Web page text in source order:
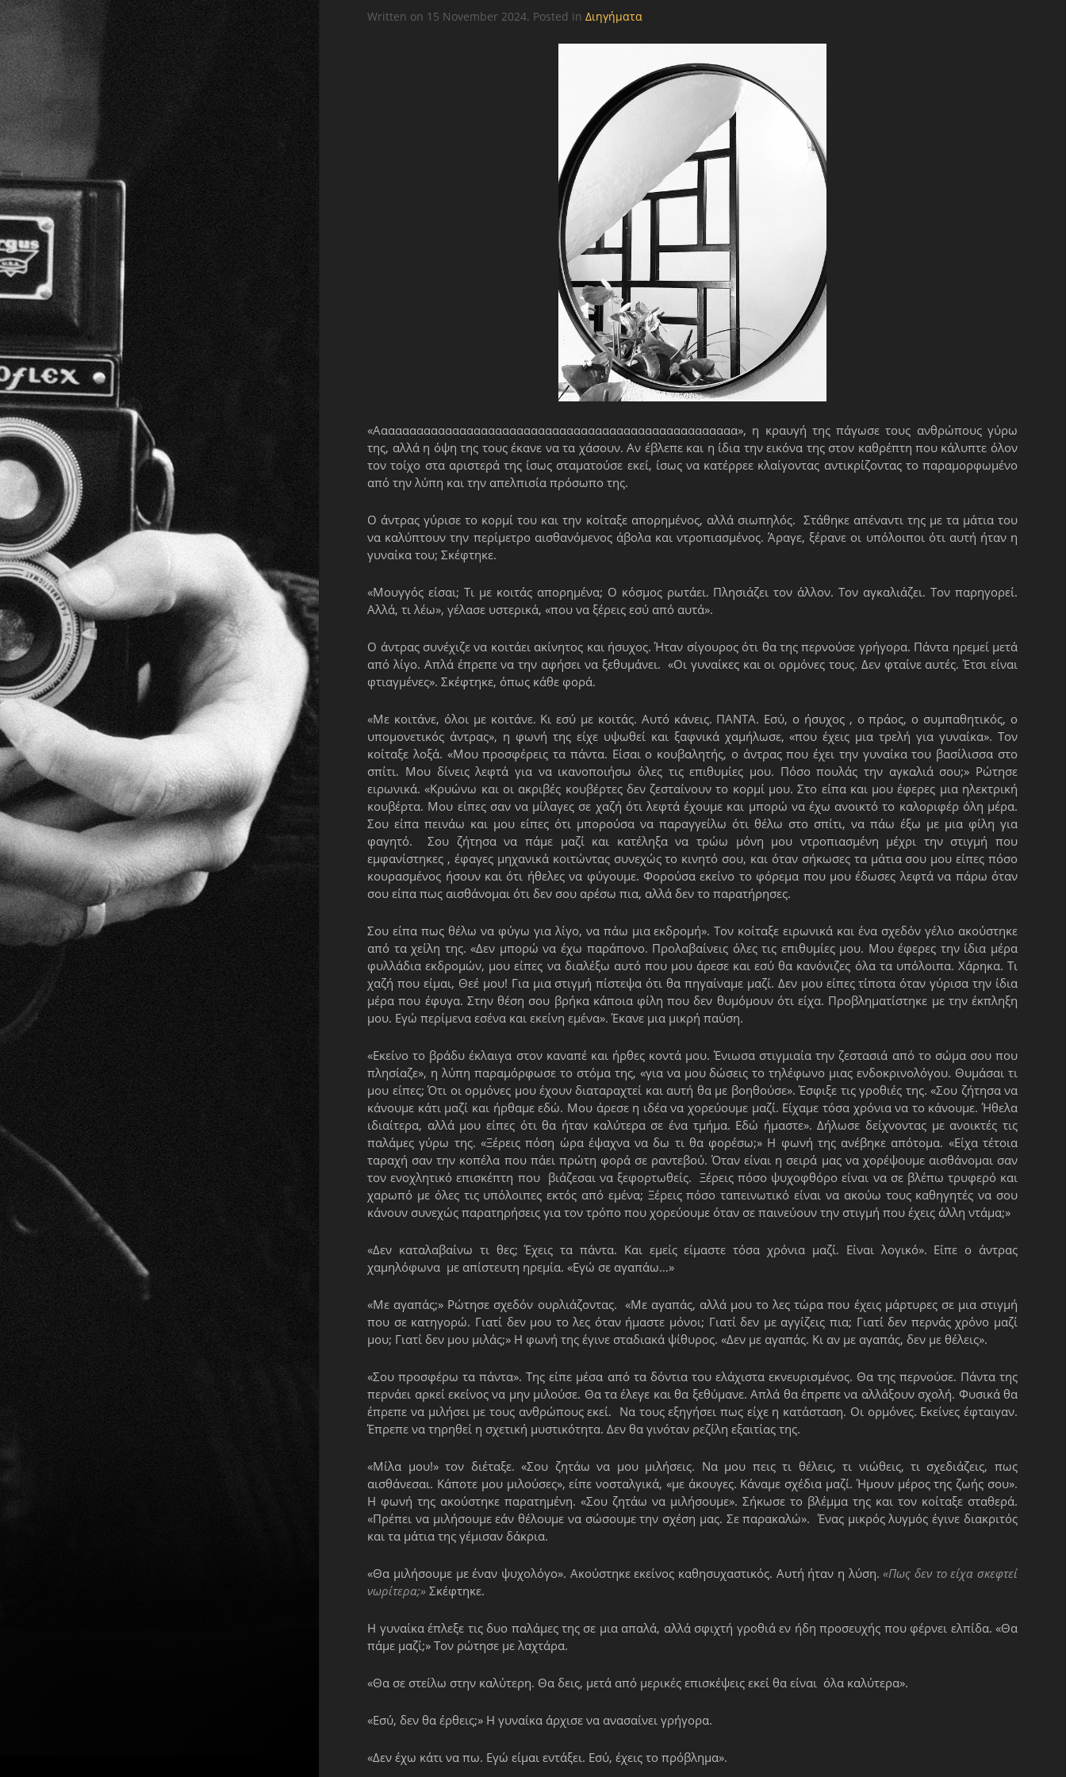
Written on 15 November 2024. Posted inΔιηγήματα
«Ααααααααααααααααααααααααααααααααααααααααααααααααααα», η κραυγή της πάγωσε τους ανθρώπους γύρω
της, αλλά η όψη της τους έκανε να τα χάσουν. Αν έβλεπε και η ίδια την εικόνα της στον καθρέπτη που κάλυπτε όλον
τον τοίχο στα αριστερά της ίσως σταματούσε εκεί, ίσως να κατέρρεε κλαίγοντας αντικρίζοντας το παραμορφωμένο
από την λύπη και την απελπισία πρόσωπο της.
Ο άντρας γύρισε το κορμί του και την κοίταξε απορημένος, αλλά σιωπηλός. Στάθηκε απέναντι της με τα μάτια του
να καλύπτουν την περίμετρο αισθανόμενος άβολα και ντροπιασμένος. Άραγε, ξέρανε οι υπόλοιποι ότι αυτή ήταν η
γυναίκα του; Σκέφτηκε.
«Μουγγός είσαι; Τι με κοιτάς απορημένα; Ο κόσμος ρωτάει. Πλησιάζει τον άλλον. Τον αγκαλιάζει. Τον παρηγορεί.
Αλλά, τι λέω», γέλασε υστερικά, «που να ξέρεις εσύ από αυτά».
Ο άντρας συνέχιζε να κοιτάει ακίνητος και ήσυχος. Ήταν σίγουρος ότι θα της περνούσε γρήγορα. Πάντα ηρεμεί μετά
από λίγο. Απλά έπρεπε να την αφήσει να ξεθυμάνει. «Οι γυναίκες και οι ορμόνες τους. Δεν φταίνε αυτές. Έτσι είναι
φτιαγμένες». Σκέφτηκε, όπως κάθε φορά.
«Με κοιτάνε, όλοι με κοιτάνε. Κι εσύ με κοιτάς. Αυτό κάνεις. ΠΑΝΤΑ. Εσύ, ο ήσυχος , ο πράος, ο συμπαθητικός, ο
υπομονετικός άντρας», η φωνή της είχε υψωθεί και ξαφνικά χαμήλωσε, «που έχεις μια τρελή για γυναίκα». Τον
κοίταξε λοξά. «Μου προσφέρεις τα πάντα. Είσαι ο κουβαλητής, ο άντρας που έχει την γυναίκα του βασίλισσα στο
σπίτι. Μου δίνεις λεφτά για να ικανοποιήσω όλες τις επιθυμίες μου. Πόσο πουλάς την αγκαλιά σου;» Ρώτησε
ειρωνικά. «Κρυώνω και οι ακριβές κουβέρτες δεν ζεσταίνουν το κορμί μου. Στο είπα και μου έφερες μια ηλεκτρική
κουβέρτα. Μου είπες σαν να μίλαγες σε χαζή ότι λεφτά έχουμε και μπορώ να έχω ανοικτό το καλοριφέρ όλη μέρα.
Σου είπα πεινάω και μου είπες ότι μπορούσα να παραγγείλω ότι θέλω στο σπίτι, να πάω έξω με μια φίλη για
φαγητό. Σου ζήτησα να πάμε μαζί και κατέληξα να τρώω μόνη μου ντροπιασμένη μέχρι την στιγμή που
εμφανίστηκες , έφαγες μηχανικά κοιτώντας συνεχώς το κινητό σου, και όταν σήκωσες τα μάτια σου μου είπες πόσο
κουρασμένος ήσουν και ότι ήθελες να φύγουμε. Φορούσα εκείνο το φόρεμα που μου έδωσες λεφτά να πάρω όταν
σου είπα πως αισθάνομαι ότι δεν σου αρέσω πια, αλλά δεν το παρατήρησες.
Σου είπα πως θέλω να φύγω για λίγο, να πάω μια εκδρομή». Τον κοίταξε ειρωνικά και ένα σχεδόν γέλιο ακούστηκε
από τα χείλη της. «Δεν μπορώ να έχω παράπονο. Προλαβαίνεις όλες τις επιθυμίες μου. Μου έφερες την ίδια μέρα
φυλλάδια εκδρομών, μου είπες να διαλέξω αυτό που μου άρεσε και εσύ θα κανόνιζες όλα τα υπόλοιπα. Χάρηκα. Τι
χαζή που είμαι, Θεέ μου! Για μια στιγμή πίστεψα ότι θα πηγαίναμε μαζί. Δεν μου είπες τίποτα όταν γύρισα την ίδια
μέρα που έφυγα. Στην θέση σου βρήκα κάποια φίλη που δεν θυμόμουν ότι είχα. Προβληματίστηκε με την έκπληξη
μου. Εγώ περίμενα εσένα και εκείνη εμένα». Έκανε μια μικρή παύση.
«Εκείνο το βράδυ έκλαιγα στον καναπέ και ήρθες κοντά μου. Ένιωσα στιγμιαία την ζεστασιά από το σώμα σου που
πλησίαζε», η λύπη παραμόρφωσε το στόμα της, «για να μου δώσεις το τηλέφωνο μιας ενδοκρινολόγου. Θυμάσαι τι
μου είπες; Ότι οι ορμόνες μου έχουν διαταραχτεί και αυτή θα με βοηθούσε». Έσφιξε τις γροθιές της. «Σου ζήτησα να
κάνουμε κάτι μαζί και ήρθαμε εδώ. Μου άρεσε η ιδέα να χορεύουμε μαζί. Είχαμε τόσα χρόνια να το κάνουμε. Ήθελα
ιδιαίτερα, αλλά μου είπες ότι θα ήταν καλύτερα σε ένα τμήμα. Εδώ ήμαστε». Δήλωσε δείχνοντας με ανοικτές τις
παλάμες γύρω της. «Ξέρεις πόση ώρα έψαχνα να δω τι θα φορέσω;» Η φωνή της ανέβηκε απότομα. «Είχα τέτοια
ταραχή σαν την κοπέλα που πάει πρώτη φορά σε ραντεβού. Όταν είναι η σειρά μας να χορέψουμε αισθάνομαι σαν
τον ενοχλητικό επισκέπτη που βιάζεσαι να ξεφορτωθείς. Ξέρεις πόσο ψυχοφθόρο είναι να σε βλέπω τρυφερό και
χαρωπό με όλες τις υπόλοιπες εκτός από εμένα; Ξέρεις πόσο ταπεινωτικό είναι να ακούω τους καθηγητές να σου
κάνουν συνεχώς παρατηρήσεις για τον τρόπο που χορεύουμε όταν σε παινεύουν την στιγμή που έχεις άλλη ντάμα;»
«Δεν καταλαβαίνω τι θες; Έχεις τα πάντα. Και εμείς είμαστε τόσα χρόνια μαζί. Είναι λογικό». Είπε ο άντρας
χαμηλόφωνα με απίστευτη ηρεμία. «Εγώ σε αγαπάω…»
«Με αγαπάς;» Ρώτησε σχεδόν ουρλιάζοντας. «Με αγαπάς, αλλά μου το λες τώρα που έχεις μάρτυρες σε μια στιγμή
που σε κατηγορώ. Γιατί δεν μου το λες όταν ήμαστε μόνοι; Γιατί δεν με αγγίζεις πια; Γιατί δεν περνάς χρόνο μαζί
μου; Γιατί δεν μου μιλάς;» Η φωνή της έγινε σταδιακά ψίθυρος. «Δεν με αγαπάς. Κι αν με αγαπάς, δεν με θέλεις».
«Σου προσφέρω τα πάντα». Της είπε μέσα από τα δόντια του ελάχιστα εκνευρισμένος. Θα της περνούσε. Πάντα της
περνάει αρκεί εκείνος να μην μιλούσε. Θα τα έλεγε και θα ξεθύμανε. Απλά θα έπρεπε να αλλάξουν σχολή. Φυσικά θα
έπρεπε να μιλήσει με τους ανθρώπους εκεί. Να τους εξηγήσει πως είχε η κατάσταση. Οι ορμόνες. Εκείνες έφταιγαν.
Έπρεπε να τηρηθεί η σχετική μυστικότητα. Δεν θα γινόταν ρεζίλη εξαιτίας της.
«Μίλα μου!» τον διέταξε. «Σου ζητάω να μου μιλήσεις. Να μου πεις τι θέλεις, τι νιώθεις, τι σχεδιάζεις, πως
αισθάνεσαι. Κάποτε μου μιλούσες», είπε νοσταλγικά, «με άκουγες. Κάναμε σχέδια μαζί. Ήμουν μέρος της ζωής σου».
Η φωνή της ακούστηκε παρατημένη. «Σου ζητάω να μιλήσουμε». Σήκωσε το βλέμμα της και τον κοίταξε σταθερά.
«Πρέπει να μιλήσουμε εάν θέλουμε να σώσουμε την σχέση μας. Σε παρακαλώ». Ένας μικρός λυγμός έγινε διακριτός
και τα μάτια της γέμισαν δάκρια.
«Θα μιλήσουμε με έναν ψυχολόγο». Ακούστηκε εκείνος καθησυχαστικός. Αυτή ήταν η λύση. «Πως δεν το είχα σκεφτεί
νωρίτερα;» Σκέφτηκε.
Η γυναίκα έπλεξε τις δυο παλάμες της σε μια απαλά, αλλά σφιχτή γροθιά εν ήδη προσευχής που φέρνει ελπίδα. «Θα
πάμε μαζί;» Τον ρώτησε με λαχτάρα.
«Θα σε στείλω στην καλύτερη. Θα δεις, μετά από μερικές επισκέψεις εκεί θα είναι όλα καλύτερα».
«Εσύ, δεν θα έρθεις;» Η γυναίκα άρχισε να ανασαίνει γρήγορα.
«Δεν έχω κάτι να πω. Εγώ είμαι εντάξει. Εσύ, έχεις το πρόβλημα».